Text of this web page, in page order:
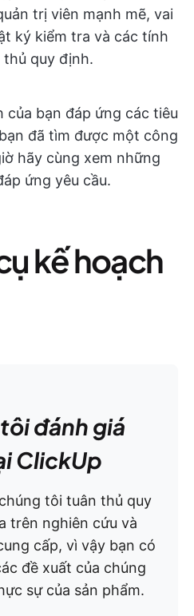
trị viên mạnh mẽ, vai
ký kiểm tra và các tính
quy định.
của bạn đáp ứng các tiêu
đã tìm được một công
hãy cùng xem những
ứng yêu cầu.
kế hoạch
đánh giá
ClickUp
tôi tuân thủ quy
trên nghiên cứu và
cấp, vì vậy bạn có
đề xuất của chúng
sự của sản phẩm.